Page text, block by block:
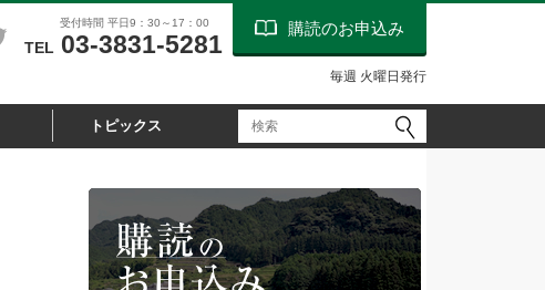
受付時間 平日9：30～17：00
TEL 03-3831-5281
購読のお申込み
毎週 火曜日発行
トピックス